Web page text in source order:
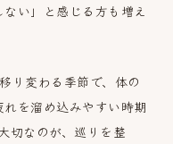
い」と感じる方も増え
り変わる季節で、体の
を溜め込みやすい時期
切なのが、巡りを整